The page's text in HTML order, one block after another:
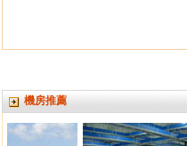
機房推薦